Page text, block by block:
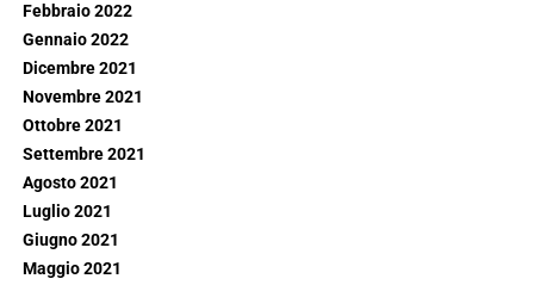
Febbraio 2022
Gennaio 2022
Dicembre 2021
Novembre 2021
Ottobre 2021
Settembre 2021
Agosto 2021
Luglio 2021
Giugno 2021
Maggio 2021